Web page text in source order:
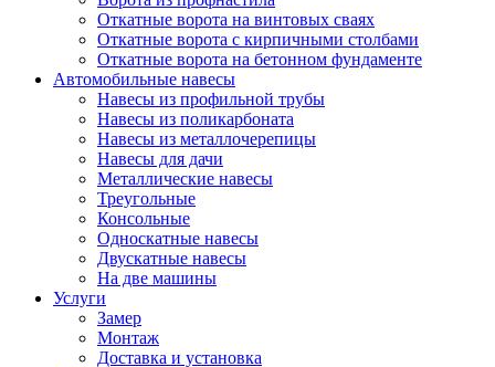
Откатные ворота на винтовых сваях
Откатные ворота с кирпичными столбами
Откатные ворота на бетонном фундаменте
Автомобильные навесы
Навесы из профильной трубы
Навесы из поликарбоната
Навесы из металлочерепицы
Навесы для дачи
Металлические навесы
Треугольные
Консольные
Односкатные навесы
Двускатные навесы
На две машины
Услуги
Замер
Монтаж
Доставка и установка